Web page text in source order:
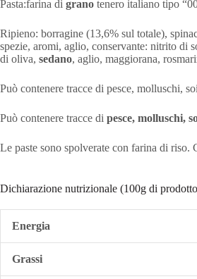
Pasta:farina di grano tenero italiano tipo
Ripieno: borragine (13,6% sul totale),
spezie, aromi, aglio, conservante: nitrito di
di oliva, sedano, aglio, maggiorana,
Può contenere tracce di pesce, molluschi,
Può contenere tracce di pesce, molluschi,
Le paste sono spolverate con farina di riso.
Dichiarazione nutrizionale (100g di
Energia
Grassi